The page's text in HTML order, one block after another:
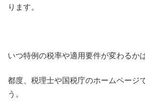
ります。
いつ特例の税率や適用要件が変わるか
都度、税理士や国税庁のホームページ
う。